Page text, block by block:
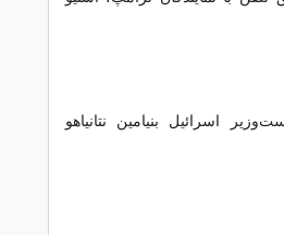
اسرائیل بنیامین نتانیاهو